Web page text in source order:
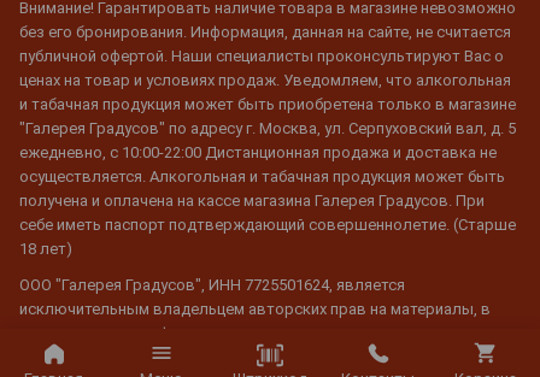
Внимание! Гарантировать наличие товара в магазине невозможно
без его бронирования. Информация, данная на сайте, не считается
публичной офертой. Наши специалисты проконсультируют Вас о
ценах на товар и условиях продаж. Уведомляем, что алкогольная
и табачная продукция может быть приобретена только в магазине
"Галерея Градусов" по адресу г. Москва, ул. Серпуховский вал, д. 5
ежедневно, с 10:00-22:00 Дистанционная продажа и доставка не
осуществляется. Алкогольная и табачная продукция может быть
получена и оплачена на кассе магазина Галерея Градусов. При
себе иметь паспорт подтверждающий совершеннолетие. (Старше
18 лет)
ООО "Галерея Градусов", ИНН 7725501624, является
исключительным владельцем авторских прав на материалы, в
том числе тексты, фотоматериалы, аудиоматериалы,
видеоматериалы (далее - Контент), размещенные на веб-сайте